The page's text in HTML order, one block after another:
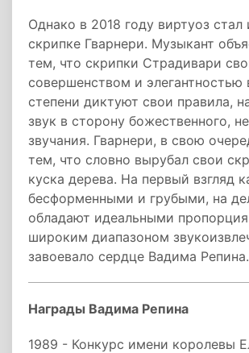
Однако в 2018 году виртуоз стал
скрипке Гварнери. Музыкант
тем, что скрипки Страдивари
совершенством и элегантностью
степени диктуют свои правила,
звук в сторону божественного,
звучания. Гварнери, в свою
тем, что словно вырубал свои
куска дерева. На первый взгляд
бесформенными и грубыми, на
обладают идеальными
широким диапазоном
завоевало сердце Вадима Репина.
Награды Вадима Репина
1989 - Конкурс имени королевы